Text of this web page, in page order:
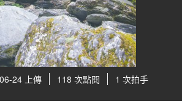
24 上傳 118 次點閱 1 次拍手